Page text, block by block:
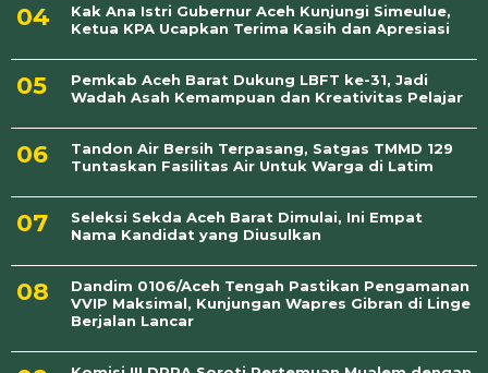
Kak Ana Istri Gubernur Aceh Kunjungi Simeulue,
Ketua KPA Ucapkan Terima Kasih dan Apresiasi
Pemkab Aceh Barat Dukung LBFT ke-31, Jadi
Wadah Asah Kemampuan dan Kreativitas Pelajar
Tandon Air Bersih Terpasang, Satgas TMMD 129
Tuntaskan Fasilitas Air Untuk Warga di Latim
Seleksi Sekda Aceh Barat Dimulai, Ini Empat
Nama Kandidat yang Diusulkan
Dandim 0106/Aceh Tengah Pastikan Pengamanan
VVIP Maksimal, Kunjungan Wapres Gibran di Linge
Berjalan Lancar